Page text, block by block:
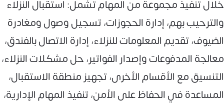
خلال تنفيذ مجموعة من المهام تشمل: استقبال النزلاء
والترحيب بهم، إدارة الحجوزات، تسجيل وصول ومغادرة
الضيوف، تقديم المعلومات للنزلاء، إدارة الاتصال بالفندق،
معالجة المدفوعات وإصدار الفواتير، حل مشكلات النزلاء،
التنسيق مع الأقسام الأخرى، تجهيز منطقة الاستقبال،
المساعدة في الحفاظ على الأمن، تنفيذ المهام الإدارية،